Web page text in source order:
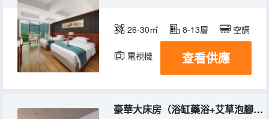
26-30㎡ 8-13層 空調
電視機 查看供應
豪華大床房（浴缸藥浴+艾草泡腳桶）